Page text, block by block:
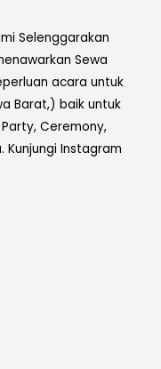
Selenggarakan
Sewa
acara untuk
Barat,) baik untuk
Ceremony,
Kunjungi Instagram